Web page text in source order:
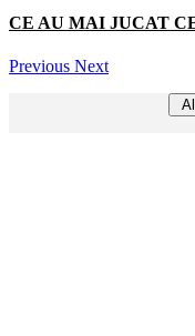
CE AU MAI JUCAT
Previous Next